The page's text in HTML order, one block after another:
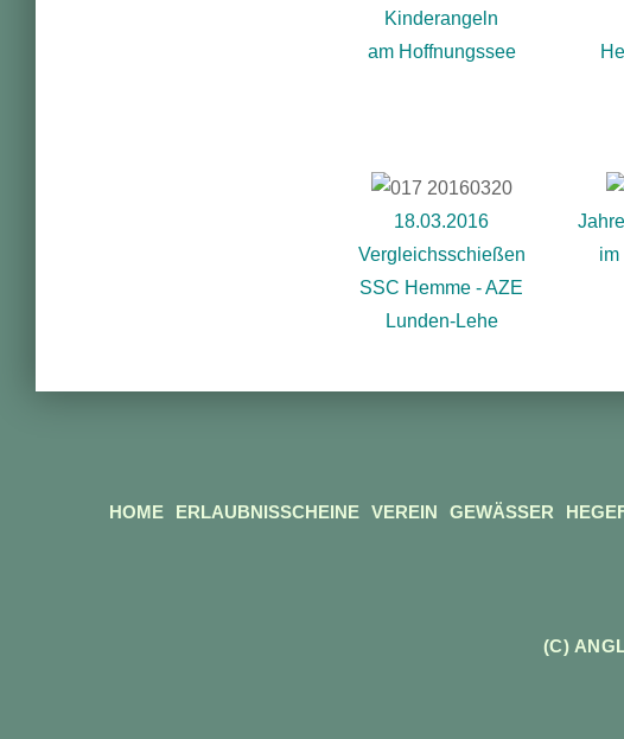
Kinderangeln
am Hoffnungssee
18.03.2016
Vergleichsschießen
SSC Hemme - AZE
Lunden-Lehe
im
HOME ERLAUBNISSCHEINE VEREIN GEWÄSSER
(C)